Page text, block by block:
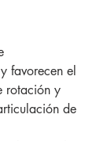
favorecen el
rotación y
de